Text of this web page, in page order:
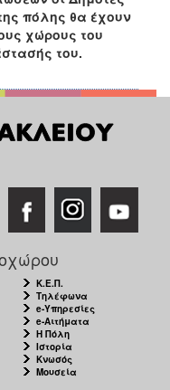
πόλης θα έχουν
χώρους του
του.
Κ.Ε.Π.
Τηλέφωνα
e-Υπηρεσίες
e-Αιτήματα
Η Πόλη
Ιστορία
Κνωσός
Μουσεία